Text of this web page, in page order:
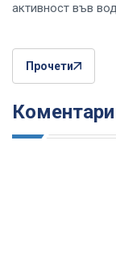
активност във
Прочети